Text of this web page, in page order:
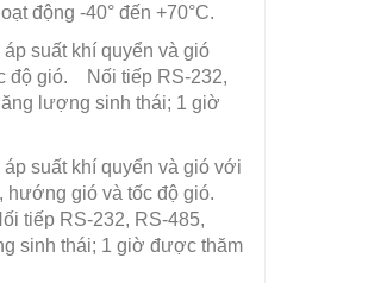
động -40° đến +70°C.
suất khí quyển và gió
độ gió. Nối tiếp RS-232,
lượng sinh thái; 1 giờ
suất khí quyển và gió với
hướng gió và tốc độ gió.
tiếp RS-232, RS-485,
sinh thái; 1 giờ được thăm